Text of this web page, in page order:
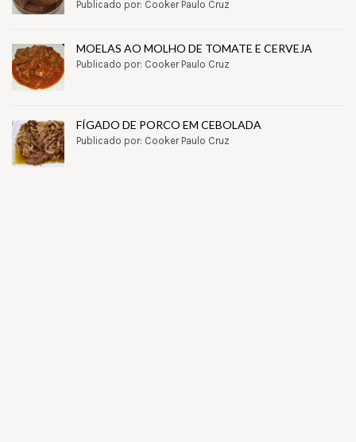
Publicado por: Cooker Paulo Cruz
MOELAS AO MOLHO DE TOMATE E CERVEJA
Publicado por: Cooker Paulo Cruz
FÍGADO DE PORCO EM CEBOLADA
Publicado por: Cooker Paulo Cruz